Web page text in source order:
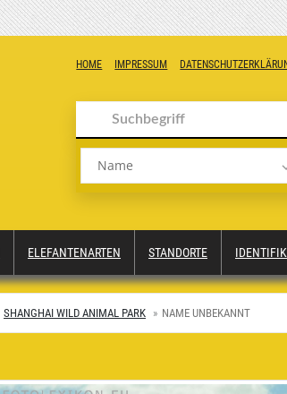
HOME IMPRESSUM
Name
ELEFANTENARTEN STANDORTE
SHANGHAI WILD ANIMAL PARK NAME UNBEKANNT